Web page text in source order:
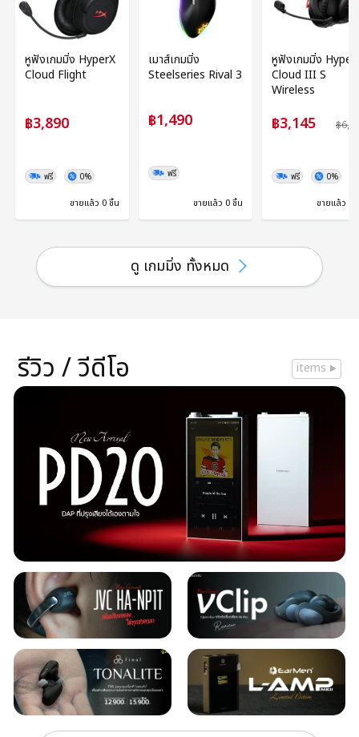
หูฟังเกมมิ่ง HyperX
Cloud Flight
฿3,890
ฟรี 0%
ขายแล้ว 0 ชิ้น
เมาส์เกมมิ่ง
Steelseries Rival 3
฿1,490
ฟรี
ขายแล้ว 0 ชิ้น
หูฟังเกมมิ่ง
Cloud III S
Wireless
฿3,145 ฿
ฟรี 0%
ขายแล้ว 0
ดู เกมมิ่ง ทั้งหมด
รีวิว / วีดีโอ items